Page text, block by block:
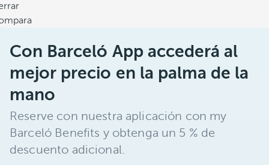
Con Barceló App accederá al
mejor precio en la palma de la
mano
Reserve con nuestra aplicación con my
Barceló Benefits y obtenga un 5 % de
descuento adicional.